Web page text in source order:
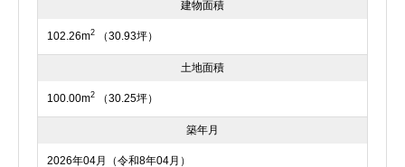
建物面積
102.26m2 （30.93坪）
土地面積
100.00m2 （30.25坪）
築年月
2026年04月（令和8年04月）